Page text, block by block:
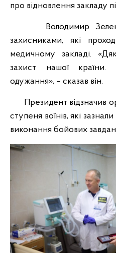
про відновлення закладу
Володимир
захисниками, які
медичному закладі.
захист нашої країни.
одужання», – сказав він.
Президент відзначив
ступеня воїнів, які
виконання бойових